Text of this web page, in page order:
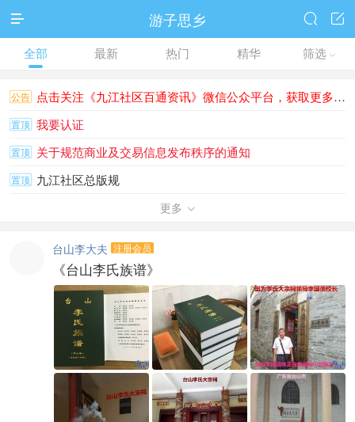
 游子思乡 

全部 最新 热门 精华 筛选 
公告 点击关注《九江社区百通资讯》微信公众平台，获取更多更快的资讯～～
置顶 我要认证
置顶 关于规范商业及交易信息发布秩序的通知
置顶 九江社区总版规
用手机登陆社区浏览视频的心得
更多 
台山李大夫 注册会员
《台山李氏族谱》